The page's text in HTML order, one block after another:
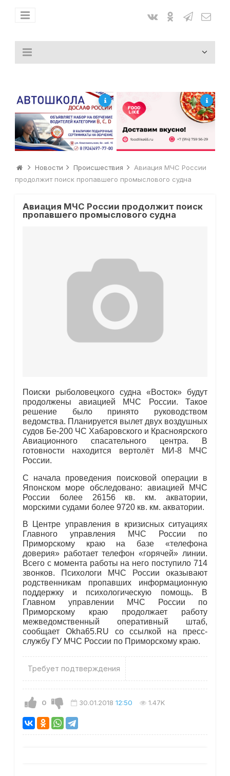
Новости Происшествия
Авиация МЧС России
продолжит поиск пропавшего промыслового судна
Авиация МЧС России продолжит поиск
пропавшего промыслового судна
Поиски рыболовецкого судна «Восток» будут
продолжены авиацией МЧС России. Такое
решение было принято руководством
ведомства. Планируется вылет двух воздушных
судов Бе-200 ЧС Хабаровского и Красноярского
Авиационного спасательного центра. В
готовности находится вертолёт МИ-8 МЧС
России.
С начала проведения поисковой операции в
Японском море обследовано: авиацией МЧС
России более 26156 кв. км. акватории,
морскими судами более 9720 кв. км. акватории.
В Центре управления в кризисных ситуациях
Главного управления МЧС России по
Приморскому краю на базе «телефона
доверия» работает телефон «горячей» линии.
Всего с момента работы на него поступило 714
звонков. Психологи МЧС России оказывают
родственникам пропавших информационную
поддержку и психологическую помощь. В
Главном управлении МЧС России по
Приморскому краю продолжает работу
межведомственный оперативный штаб,
сообщает Okha65.RU со ссылкой на пресс-
службу ГУ МЧС России по Приморскому краю.
Требует подтверждения
0 30.01.2018 12:50 1.47K